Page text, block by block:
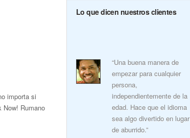
importa si
Rumano
Lo que dicen nuestros clientes
“Una buena manera de
empezar para cualquier
persona,
independientemente de la
edad. Hace que el idioma
sea algo divertido en lugar
de aburrido.”